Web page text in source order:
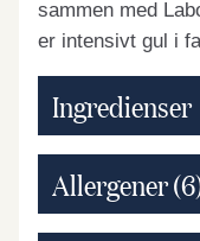
sammen med
er intensivt gul i
Ingredienser
Allergener